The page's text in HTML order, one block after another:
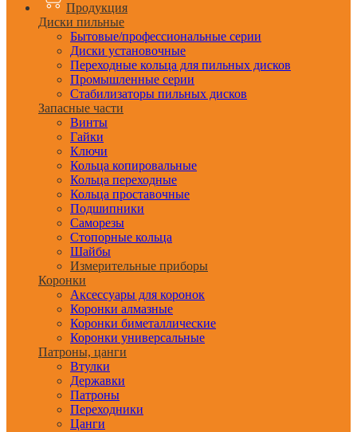
Продукция
Диски пильные
Бытовые/профессиональные серии
Диски установочные
Переходные кольца для пильных дисков
Промышленные серии
Стабилизаторы пильных дисков
Запасные части
Винты
Гайки
Ключи
Кольца копировальные
Кольца переходные
Кольца проставочные
Подшипники
Саморезы
Стопорные кольца
Шайбы
Измерительные приборы
Коронки
Аксессуары для коронок
Коронки алмазные
Коронки биметаллические
Коронки универсальные
Патроны, цанги
Втулки
Державки
Патроны
Переходники
Цанги